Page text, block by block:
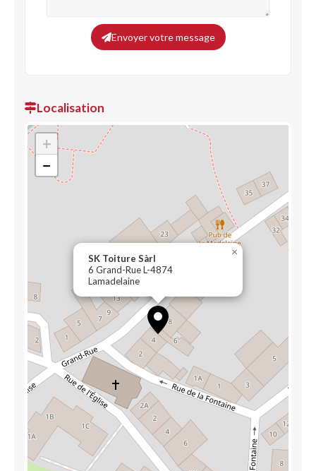
Envoyer votre message
Localisation
SK Toiture Sàrl
6 Grand-Rue L-4874
Lamadelaine
×
+
−